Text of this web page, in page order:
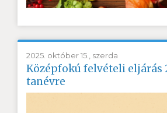
2025. október 15., szerda
Középfokú felvételi eljárás
tanévre